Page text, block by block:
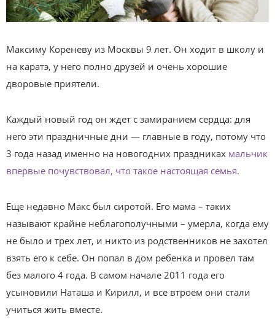
Максиму Кореневу из Москвы 9 лет. Он ходит в школу и
на каратэ, у него полно друзей и очень хорошие
дворовые приятели.
Каждый новый год он ждет с замиранием сердца: для
него эти праздничные дни — главные в году, потому что
3 года назад именно на новогодних праздниках мальчик
впервые почувствовал, что такое настоящая семья.
Еще недавно Макс был сиротой. Его мама – таких
называют крайне неблагополучными – умерла, когда ему
не было и трех лет, и никто из родственников не захотел
взять его к себе. Он попал в дом ребенка и провел там
без малого 4 года. В самом начале 2011 года его
усыновили Наташа и Кирилл, и все втроем они стали
учиться жить вместе.